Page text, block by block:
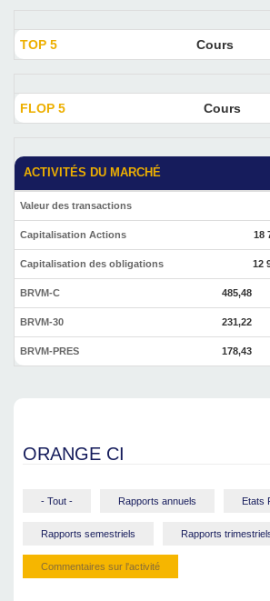
TOP 5 Cours
FLOP 5 Cours
ACTIVITÉS DU MARCHÉ
Valeur des transactions
Capitalisation Actions 18
Capitalisation des obligations 12
BRVM-C 485,48
BRVM-30 231,22
BRVM-PRES 178,43
ORANGE CI
- Tout - Rapports annuels Etats
Rapports semestriels Rapports
Commentaires sur l'activité